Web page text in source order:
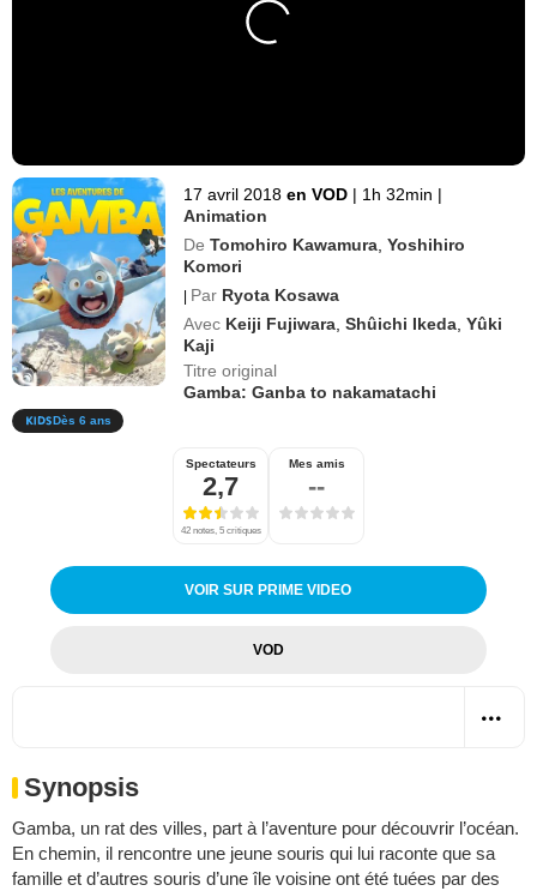
17 avril 2018 en VOD | 1h 32min |
Animation
De Tomohiro Kawamura ,Yoshihiro
Komori
| Par Ryota Kosawa
Avec Keiji Fujiwara ,Shûichi Ikeda ,Yûki
Kaji
Titre original
Gamba: Ganba to nakamatachi
Dès 6 ans
Spectateurs
2,7
42 notes, 5 critiques
Mes amis
--
VOIR SUR PRIME VIDEO
VOD
Synopsis
Gamba, un rat des villes, part à l’aventure pour découvrir l’océan.
En chemin, il rencontre une jeune souris qui lui raconte que sa
famille et d’autres souris d’une île voisine ont été tuées par des